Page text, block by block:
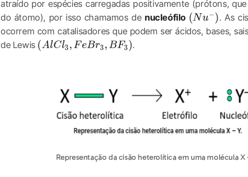
atraído por espécies carregadas positivamente (prótons,
do átomo), por isso chamamos de nucleófilo (Nu^{-})
(Nu−). As
ocorrem com catalisadores que podem ser ácidos, bases,
de Lewis (AlCl_{3}, FeBr_{3}, BF_{3})
(AlCl3, FeBr3,BF3).
Representação da cisão heterolítica em uma molécula X